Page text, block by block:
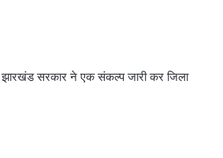
सरकार ने एक संकल्प जारी कर जिला